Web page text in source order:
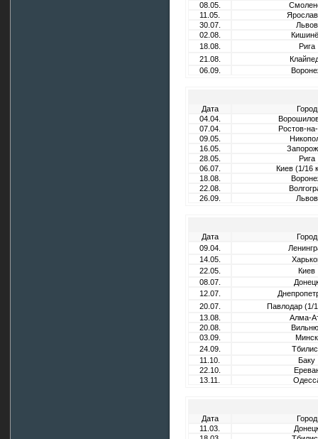
08.05.
11.05.
30.07.
Львов
02.08.
18.08.
Рига
21.08.
06.09.
Дата
Город
04.04.
07.04.
Ростов-
09.05.
16.05.
28.05.
Рига
06.07.
Киев (1/16
18.08.
22.08.
26.09.
Львов
Дата
Город
09.04.
14.05.
22.05.
Киев
08.07.
12.07.
20.07.
Павлодар (1/
13.08.
Алма-
20.08.
03.09.
Минск
24.09.
11.10.
Баку
22.10.
13.11.
Дата
Город
11.03.